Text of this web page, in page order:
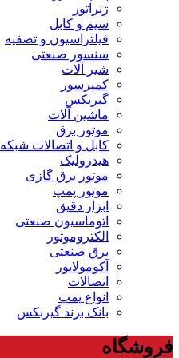
ژنراتور
سیم و کابل
فیلتراسیون و تصفیه
سنسور صنعتی
شیر آلات
کمپرسور
گیربکس
ماشین آلات
موتور برق
کابل و اتصالات شبکه
هیدرولیک
موتور برق گازی
موتور پمپ
ابزار دقیق
اتوماسیون صنعتی
الکتروموتور
برق صنعتی
آکومولاتور
اتصالات
انواع پمپ
بانک برند گیربکس
فروشگاه